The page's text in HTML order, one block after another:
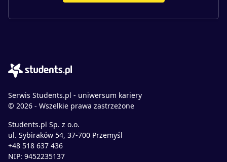
Serwis Students.pl - uniwersum kariery
© 2026 - Wszelkie prawa zastrzeżone
Students.pl Sp. z o.o.
ul. Sybiraków 54, 37-700 Przemyśl
+48 518 637 436
NIP: 9452235137